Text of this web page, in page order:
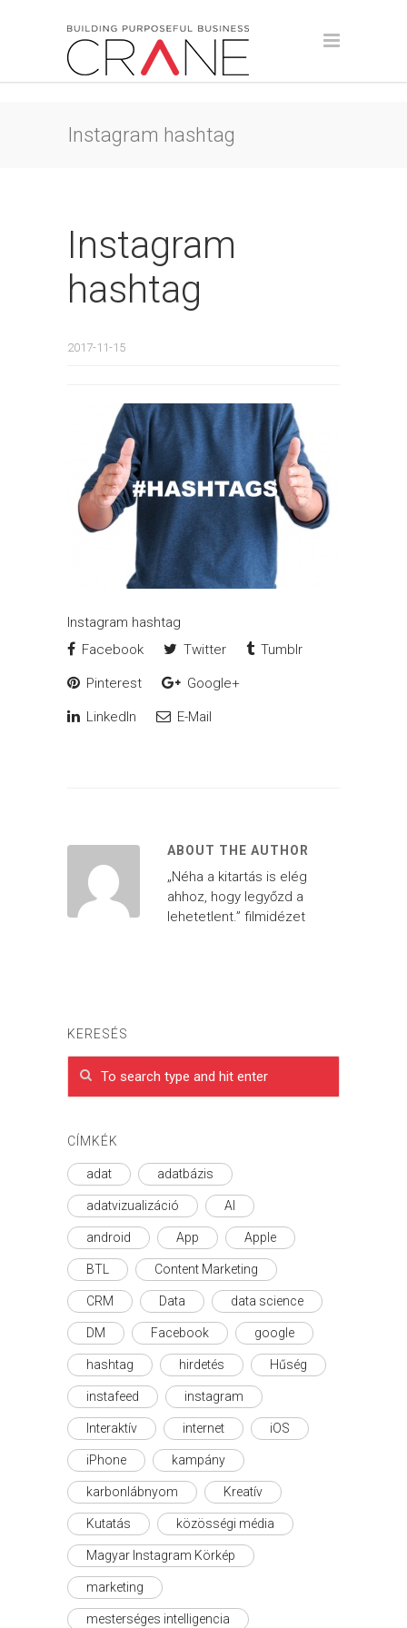
Instagram hashtag
Instagram
hashtag
2017-11-15
Instagram hashtag
Facebook
Twitter Tumblr
Pinterest Google+
LinkedIn E-Mail
ABOUT THE AUTHOR
„Néha a kitartás is elég
ahhoz, hogy legyőzd a
lehetetlent.” filmidézet
KERESÉS
CÍMKÉK
adat adatbázis
adatvizualizáció AI
android App Apple
BTL Content Marketing
CRM Data data science
DM Facebook google
hashtag hirdetés Hűség
instafeed instagram
Interaktív internet iOS
iPhone kampány
karbonlábnyom Kreatív
Kutatás közösségi média
Magyar Instagram Körkép
marketing
mesterséges intelligencia